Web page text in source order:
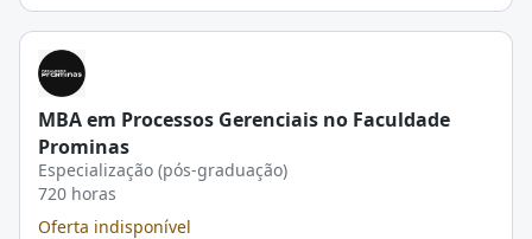
MBA em Processos Gerenciais no Faculdade
Prominas
Especialização (pós-graduação)
720 horas
Oferta indisponível